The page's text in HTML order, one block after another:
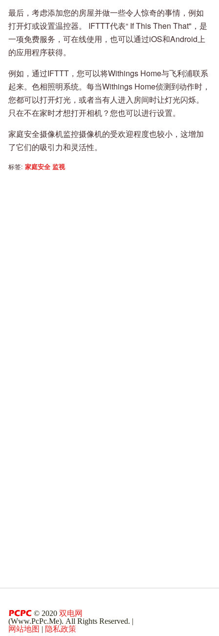
最后，考虑添加您的房屋并做一些令人惊奇的事情，例如
打开灯或设置温控器。 IFTTT代表“ If This Then That"，是
一项免费服务，可在线使用，也可以通过iOS和Android上
的应用程序获得。
例如，通过IFTTT，您可以将Withings Home与飞利浦联系
起来。色相照明系统。每当Withings Home侦测到动作时，
您都可以打开灯光，或者当有人进入房间时让灯光闪烁。
只在不在家时才想打开相机？您也可以进行设置。
家庭安全摄像机监控摄像机的受欢迎程度也较小，这增加
了它们的吸引力和灵活性。
标签: 家庭安全 监视
© 2020 双电网
(Www.PcPc.Me). All Rights Reserved. |
网站地图 | 隐私政策